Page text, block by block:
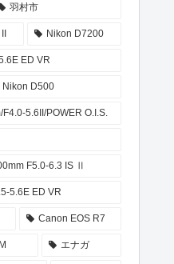
羽村市
Nikon D7200
ED VR
Nikon D500
5.6II/POWER O.I.S.
F5.0-6.3 IS Ⅱ
5.6E ED VR
Canon EOS R7
エナガ